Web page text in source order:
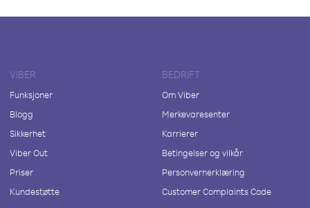
VIBER
Funksjoner
Blogg
Sikkerhet
Viber Out
Priser
Kundestøtte
BEDRIFT
Om Viber
Merkevaresenter
Karrierer
Betingelser og vilkår
Personvernerklæring
Customer Complaints Code